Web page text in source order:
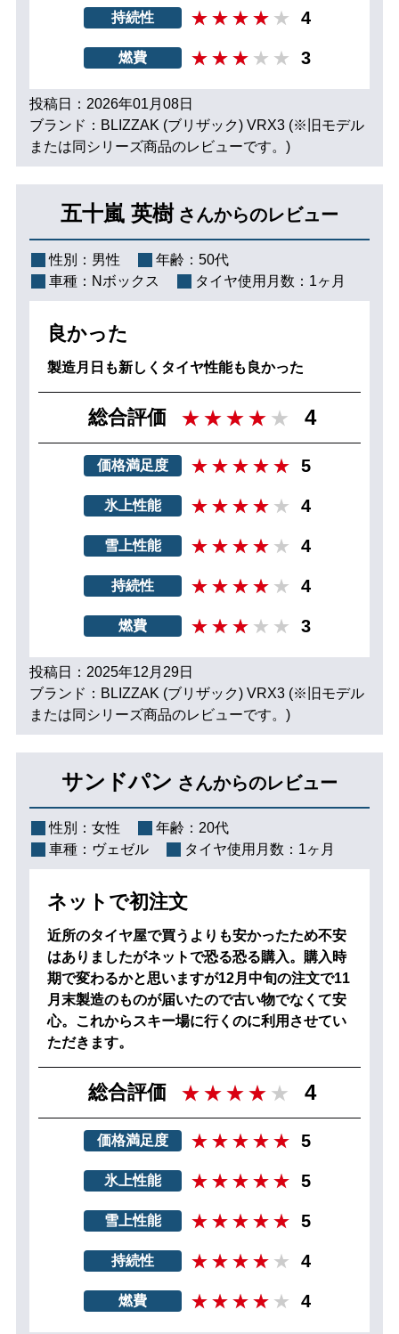
持続性 4
燃費 3
投稿日：2026年01月08日
ブランド：BLIZZAK (ブリザック) VRX3 (※旧モデル
または同シリーズ商品のレビューです。)
五十嵐 英樹 さんからのレビュー
性別： 男性 年齢： 50代
車種： Nボックス タイヤ使用月数： 1ヶ月
良かった
製造月日も新しくタイヤ性能も良かった
総合評価 4
価格満足度 5
氷上性能 4
雪上性能 4
持続性 4
燃費 3
投稿日：2025年12月29日
ブランド：BLIZZAK (ブリザック) VRX3 (※旧モデル
または同シリーズ商品のレビューです。)
サンドパン さんからのレビュー
性別： 女性 年齢： 20代
車種： ヴェゼル タイヤ使用月数： 1ヶ月
ネットで初注文
近所のタイヤ屋で買うよりも安かったため不安
はありましたがネットで恐る恐る購入。購入時
期で変わるかと思いますが12月中旬の注文で11
月末製造のものが届いたので古い物でなくて安
心。これからスキー場に行くのに利用させてい
ただきます。
総合評価 4
価格満足度 5
氷上性能 5
雪上性能 5
持続性 4
燃費 4